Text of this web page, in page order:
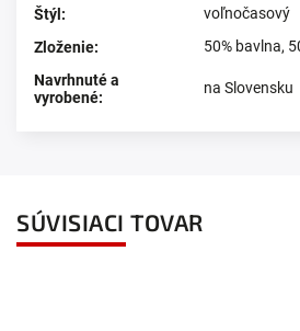
Štýl :
voľnočasový
Zloženie:
50% bavlna,
Navrhnuté a
vyrobené:
na Slovensku
SÚVISIACI TOVAR